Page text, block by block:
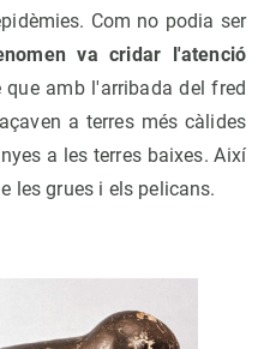
Com no podia ser
va cridar l'atenció
que amb l'arribada del fred
a terres més càlides
a les terres baixes. Així
les grues i els pelicans.